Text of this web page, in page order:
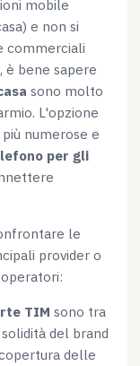
mobile
e non si
commerciali
è bene sapere
sono molto
L'opzione
numerose e
per gli
le
provider o
TIM sono tra
del brand
delle